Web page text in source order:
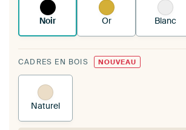
Noir Or Blanc
CADRES EN BOIS NOUVEAU
Naturel